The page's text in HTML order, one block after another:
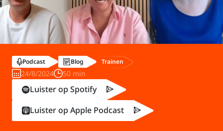
Podcast Blog Trainen
24/8/2024 50 min
Luister op Spotify
Luister op Apple Podcast